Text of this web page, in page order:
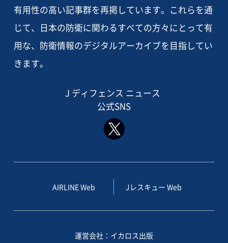
有用性の高い記事群を再掲しています。これらを通
じて、日本の防衛に関わるすべての方々にとって有
用な、防衛情報のデジタルアーカイブを目指してい
きます。
J ディフェンス ニュース
公式SNS
AIRLINE Web Jレスキュー Web
運営会社：イカロス出版